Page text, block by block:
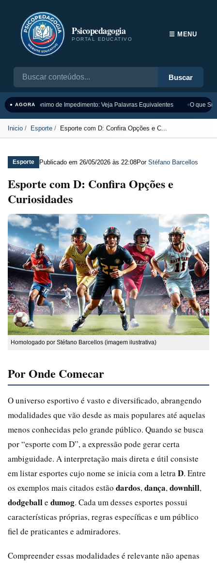
Psicopedagogia
PORTAL EDUCATIVO
Buscar
☰ MENU
● AGORASinônimo de Impedimento: Veja Palavras Equivalentes O que
Inicio Esporte Esporte com D: Confira Opções e C...
Esporte Publicado em 26/05/2026 às 22:08Por Stéfano Barcellos
Esporte com D: Confira Opções e
Curiosidades
Homologado por Stéfano Barcellos (imagem ilustrativa)
Por Onde Comecar
O universo esportivo é vasto e diversificado, abrangendo
modalidades que vão desde as mais populares até aquelas
menos conhecidas pelo grande público. Quando se busca
por “esporte com D”, a expressão pode gerar certa
ambiguidade. A interpretação mais direta e útil consiste
em listar esportes cujo nome se inicia com a letra D. Entre
os exemplos mais citados estão dardos, dança, downhill,
dodgeballe dumog. Cada um desses esportes possui
características próprias, regras específicas e um público
fiel de praticantes e admiradores.
Compreender essas modalidades é relevante não apenas